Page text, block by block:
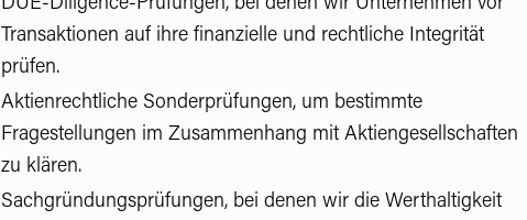
Transaktionen auf ihre finanzielle und rechtliche Integrität
prüfen.
Aktienrechtliche Sonderprüfungen, um bestimmte
Fragestellungen im Zusammenhang mit Aktiengesellschaften
zu klären.
Sachgründungsprüfungen, bei denen wir die Werthaltigkeit